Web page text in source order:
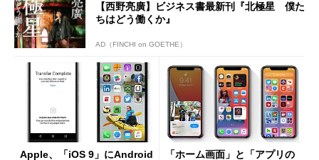
【西野亮廣】ビジネス書最新刊『北極星 僕た
ちはどう働くか』
AD（FINCHI on GOETHE）
Apple、「iOS 9」にAndroid 「ホーム画面」と「アプリの